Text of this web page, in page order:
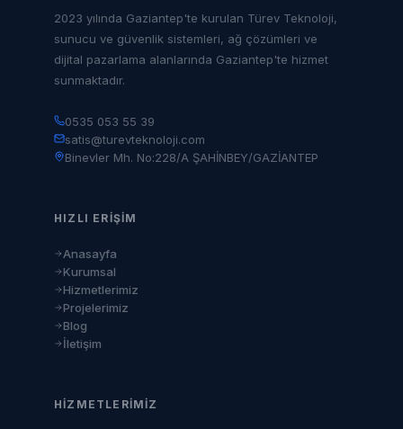
2023 yılında Gaziantep'te kurulan Türev Teknoloji,
sunucu ve güvenlik sistemleri, ağ çözümleri ve
dijital pazarlama alanlarında Gaziantep'te hizmet
sunmaktadır.
0535 053 55 39
satis@turevteknoloji.com
Binevler Mh. No:228/A ŞAHİNBEY/GAZİANTEP
HIZLI ERIŞIM
Anasayfa
Kurumsal
Hizmetlerimiz
Projelerimiz
Blog
İletişim
HIZMETLERIMIZ